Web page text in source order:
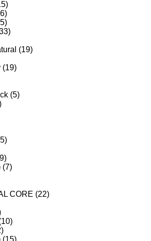
(19)
(19)
(5)
(7)
CORE (22)